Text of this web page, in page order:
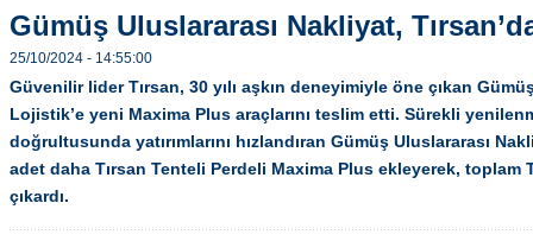
Gümüş Uluslararası Nakliyat,
25/10/2024 - 14:55:00
Güvenilir lider Tırsan, 30 yılı aşkın deneyimiyle öne çıkan
Lojistik’e yeni Maxima Plus araçlarını teslim etti. Sürekli
doğrultusunda yatırımlarını hızlandıran Gümüş Uluslararası
adet daha Tırsan Tenteli Perdeli Maxima Plus ekleyerek, toplam
çıkardı.